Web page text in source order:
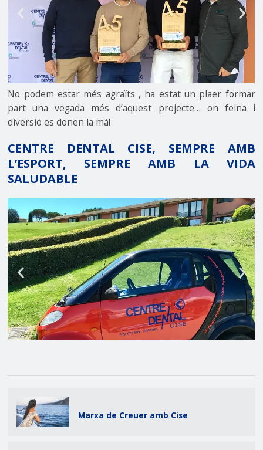
No podem estar més agraïts , ha estat un plaer formar
part una vegada més d’aquest projecte… on feina i
diversió es donen la mà!
CENTRE DENTAL CISE, SEMPRE AMB
L’ESPORT, SEMPRE AMB LA VIDA
SALUDABLE
Marxa de Creuer amb Cise